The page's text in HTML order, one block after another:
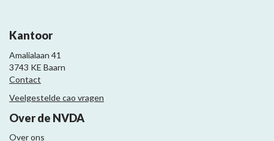
Kantoor
Amalialaan 41
3743 KE Baarn
Contact
Veelgestelde cao vragen
Over de NVDA
Over ons